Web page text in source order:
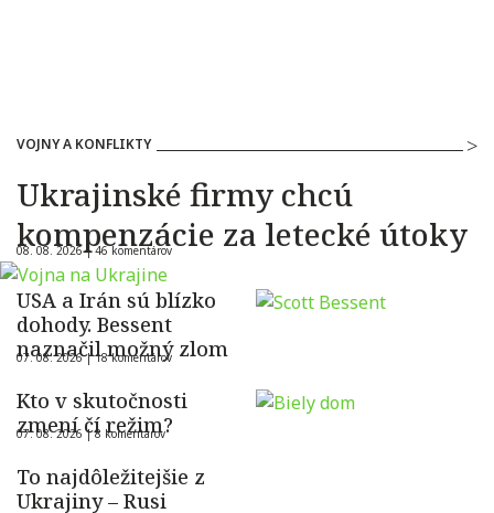
VOJNY A KONFLIKTY
Ukrajinské firmy chcú
kompenzácie za letecké útoky
08. 08. 2026 |46 komentárov
USA a Irán sú blízko
dohody. Bessent
naznačil možný zlom
07. 08. 2026 |18 komentárov
Kto v skutočnosti
zmení čí režim?
07. 08. 2026 |8 komentárov
To najdôležitejšie z
Ukrajiny – Rusi